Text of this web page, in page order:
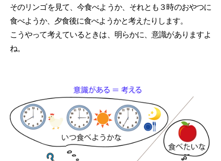
そのリンゴを見て、今食べようか、それとも３時のおやつに
食べようか、夕食後に食べようかと考えたりします。
こうやって考えているときは、明らかに、意識がありますよ
ね。